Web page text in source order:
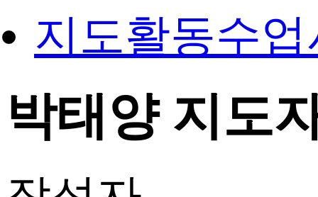
지도활동수
박태양 지도